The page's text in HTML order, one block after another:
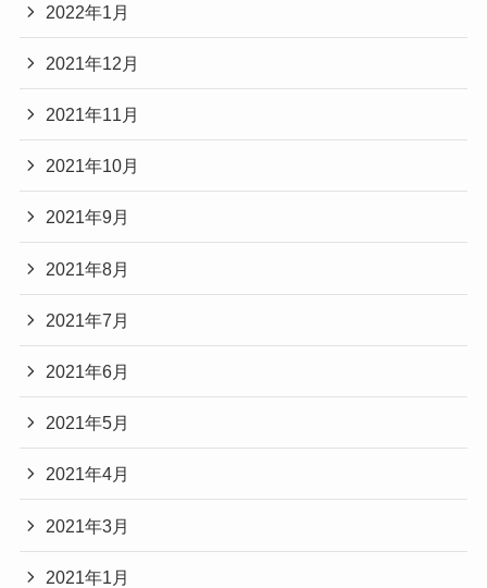
2022年1月
2021年12月
2021年11月
2021年10月
2021年9月
2021年8月
2021年7月
2021年6月
2021年5月
2021年4月
2021年3月
2021年1月